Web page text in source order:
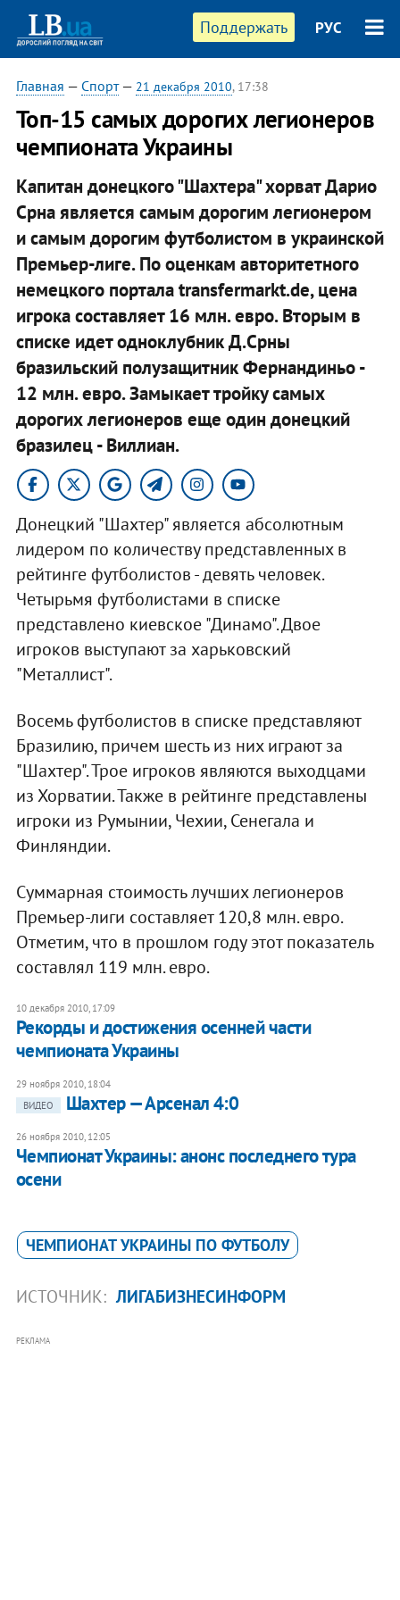
Поддержать РУС
Главная — Спорт— 21 декабря 2010, 17:38
Топ-15 самых дорогих легионеров
чемпионата Украины
Капитан донецкого "Шахтера" хорват Дарио
Срна является самым дорогим легионером
и самым дорогим футболистом в украинской
Премьер-лиге. По оценкам авторитетного
немецкого портала transfermarkt.de, цена
игрока составляет 16 млн. евро. Вторым в
списке идет одноклубник Д.Срны
бразильский полузащитник Фернандиньо -
12 млн. евро. Замыкает тройку самых
дорогих легионеров еще один донецкий
бразилец - Виллиан. ​
Донецкий "Шахтер" является абсолютным
лидером по количеству представленных в
рейтинге футболистов - девять человек.
Четырьмя футболистами в списке
представлено киевское "Динамо". Двое
игроков выступают за харьковский
"Металлист".
Восемь футболистов в списке представляют
Бразилию, причем шесть из них играют за
"Шахтер". Трое игроков являются выходцами
из Хорватии. Также в рейтинге представлены
игроки из Румынии, Чехии, Сенегала и
Финляндии.
Суммарная стоимость лучших легионеров
Премьер-лиги составляет 120,8 млн. евро.
Отметим, что в прошлом году этот показатель
составлял 119 млн. евро.
10 декабря 2010, 17:09
Рекорды и достижения осенней части
чемпионата Украины
29 ноября 2010, 18:04
ВИДЕО
Шахтер — Арсенал 4:0
26 ноября 2010, 12:05
Чемпионат Украины: анонс последнего тура
осени
ЧЕМПИОНАТ УКРАИНЫ ПО ФУТБОЛУ
ИСТОЧНИК: ЛИГАБИЗНЕСИНФОРМ
РЕКЛАМА